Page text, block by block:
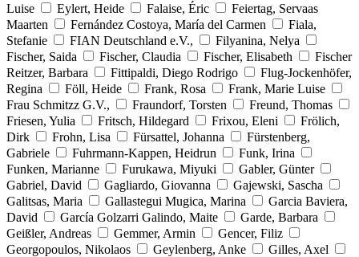
Luise
Eylert, Heide Falaise, Éric
Feiertag, Servaas
Maarten
Fernández Costoya, María del Carmen
Fiala,
Stefanie
FIAN Deutschland e.V.,
Filyanina, Nelya
Fischer, Saida
Fischer, Claudia Fischer, Elisabeth
Fischer
Reitzer, Barbara
Fittipaldi, Diego Rodrigo
Flug-Jockenhöfer,
Regina
Föll, Heide Frank, Rosa
Frank, Marie Luise
Frau Schmitzz G.V.,
Fraundorf, Torsten
Freund, Thomas
Friesen, Yulia
Fritsch, Hildegard Frixou, Eleni
Frölich,
Dirk
Frohn, Lisa Fürsattel, Johanna
Fürstenberg,
Gabriele
Fuhrmann-Kappen, Heidrun
Funk, Irina
Funken, Marianne
Furukawa, Miyuki
Gabler, Günter
Gabriel, David
Gagliardo, Giovanna
Gajewski, Sascha
Galitsas, Maria
Gallastegui Mugica, Marina
Garcia Baviera,
David
García Golzarri Galindo, Maite
Garde, Barbara
Geißler, Andreas
Gemmer, Armin
Gencer, Filiz
Georgopoulos, Nikolaos
Geylenberg, Anke
Gilles, Axel